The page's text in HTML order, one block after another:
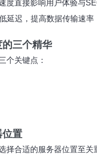
度直接影响用户体验与
延迟，提高数据传输速率
三个精华
个关键点：
位置
择合适的服务器位置至